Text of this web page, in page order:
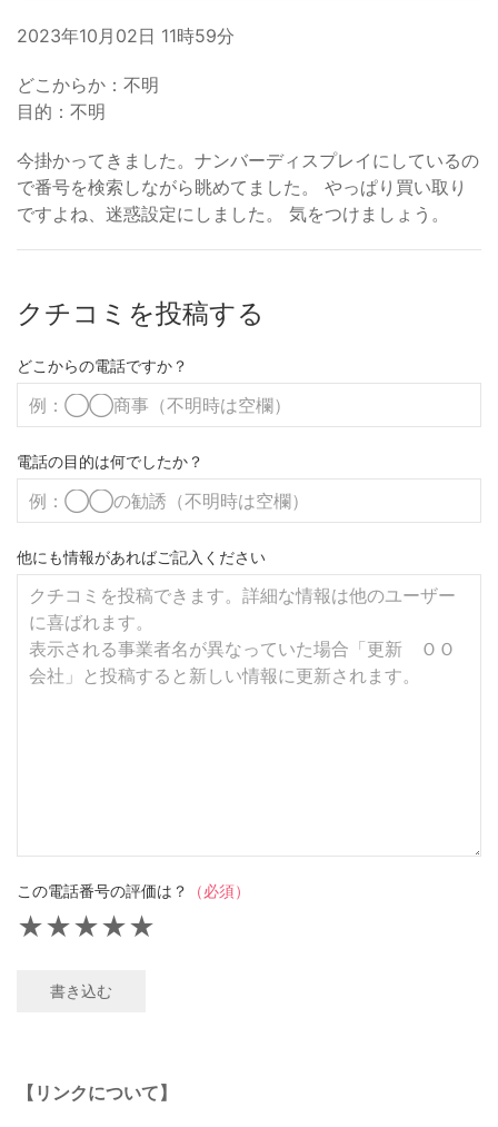
2023年10月02日 11時59分
どこからか：不明
目的：不明
今掛かってきました。ナンバーディスプレイにしているの
で番号を検索しながら眺めてました。 やっぱり買い取り
ですよね、迷惑設定にしました。 気をつけましょう。
クチコミを投稿する
どこからの電話ですか？
電話の目的は何でしたか？
他にも情報があればご記入ください
この電話番号の評価は？ （必須）
★
★
★
★
★
書き込む
【リンクについて】